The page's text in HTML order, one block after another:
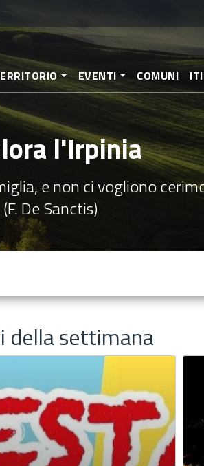
al
contenuto
EVENTI COMUNI
l'Irpinia
e non ci vogliono
(F. De Sanctis)
della settimana